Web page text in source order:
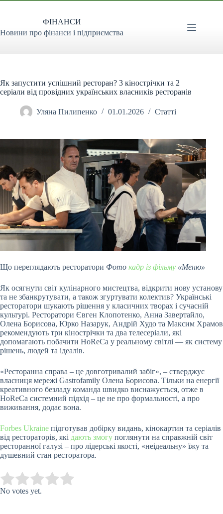
Перейти
ФІНАНСИ
Новини про фінанси і підприємства
Як запустити успішний ресторан? 3 кінострічки та 2
серіали від провідних українських власників ресторанів
Уляна Пилипенко 01.01.2026 Статті
Що переглядають ресторатори Фото кадр із фільму «Меню»
Як осягнути світ кулінарного мистецтва, відкрити нову установу
та не збанкрутувати, а також згуртувати колектив? Українські
ресторатори шукають рішення у класичних творах і сучасній
культурі. Ресторатори Євген Клопотенко, Анна Завертайло,
Олена Борисова, Юрко Назарук, Андрій Худо та Максим Храмов
рекомендують три кінострічки та два телесеріали, які
допомагають побачити HoReCa у реальному світлі — як систему
рішень, людей та ідеалів.
«Ресторанна справа – це довготривалий забіг», – стверджує
власниця мережі Gastrofamily Олена Борисова. Тільки на енергії
креативного безладу команда швидко виснажується, отже в
HoReCa системний підхід – це не про формальності, а про
виживання, додає вона.
Forbes Ukraine підготував добірку видань, кінокартин та серіалів
від рестораторів, які дають змогу поглянути на справжній світ
ресторанної галузі – про лідерські якості, «неідеальну» їжу та
душевний стан ресторатора.
Rate this item:
No votes yet.